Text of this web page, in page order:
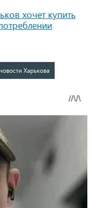
хочет купить
новости Харькова